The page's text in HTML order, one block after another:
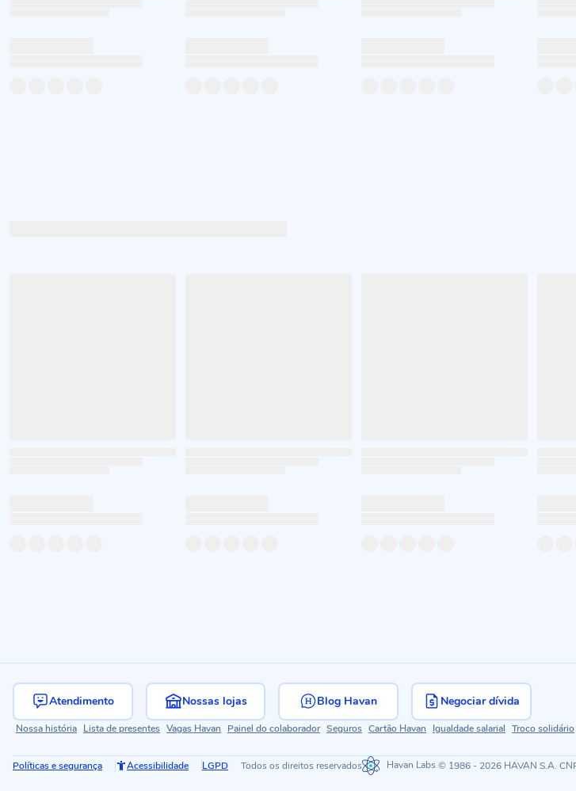
Atendimento Nossas lojas Blog Havan Negociar dívida
Nossa história Lista de presentes Vagas Havan Painel do colaborador Seguros Cartão Havan Igualdade salarial Troco solidário
Políticas e segurança Acessibilidade LGPD Todos os direitos reservados Havan Labs © 1986 - 2026 HAVAN S.A.